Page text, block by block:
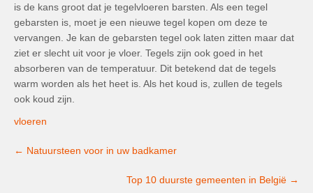
is de kans groot dat je tegelvloeren barsten. Als een tegel
gebarsten is, moet je een nieuwe tegel kopen om deze te
vervangen. Je kan de gebarsten tegel ook laten zitten maar dat
ziet er slecht uit voor je vloer. Tegels zijn ook goed in het
absorberen van de temperatuur. Dit betekend dat de tegels
warm worden als het heet is. Als het koud is, zullen de tegels
ook koud zijn.
vloeren
navigation
← Natuursteen voor in uw badkamer
Top 10 duurste gemeenten in België →